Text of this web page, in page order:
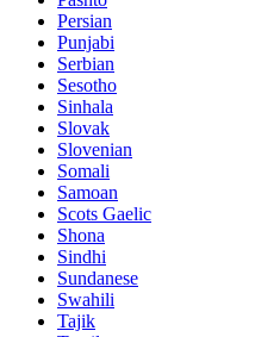
Persian
Punjabi
Serbian
Sesotho
Sinhala
Slovak
Slovenian
Somali
Samoan
Scots Gaelic
Shona
Sindhi
Sundanese
Swahili
Tajik